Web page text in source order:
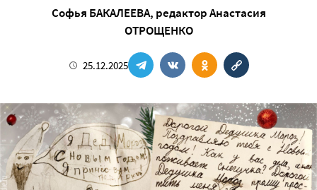
Софья БАКАЛЕЕВА, редакторАнастасия
ОТРОЩЕНКО
25.12.2025